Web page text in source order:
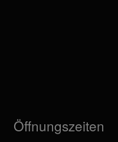
Öffnungszeiten